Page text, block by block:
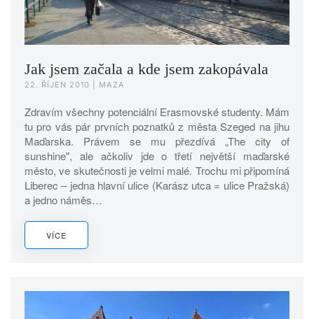
Jak jsem začala a kde jsem zakopávala
22. ŘÍJEN 2010 | MAZA
Zdravím všechny potenciální Erasmovské studenty. Mám
tu pro vás pár prvních poznatků z města Szeged na jihu
Maďarska. Právem se mu přezdívá „The city of
sunshine", ale ačkoliv jde o třetí největší maďarské
město, ve skutečnosti je velmi malé. Trochu mi připomíná
Liberec – jedna hlavní ulice (Karász utca = ulice Pražská)
a jedno náměs…
VÍCE